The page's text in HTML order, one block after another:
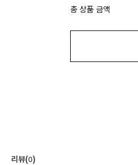
총 상품 금액
리뷰(0)